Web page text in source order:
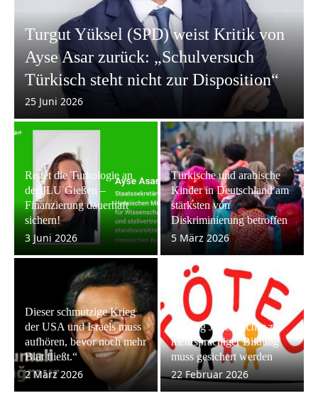
Turgut Yüksel (SPD) weist Kritik von
Ayse Asar zurück: „Schulversuch
Türkisch steht nicht zur Disposition“
25 Juni 2026
Rettet die Turkologie an
der JLU Gießen –
Finanzierung dauerhaft
sichern!
3 Juni 2026
Türkische und arabische
Kinder in Deutschland am
stärksten von
Diskriminierung betroffen
5 März 2026
Dieser schmutzige Krieg
der USA und Israels muss
aufhören, bevor noch mehr
Blut fließt.“
2 März 2026
Zugang Jugendlicher zu
mehrsprachiger Bildung
muss gesichert werden
22 Februar 2026